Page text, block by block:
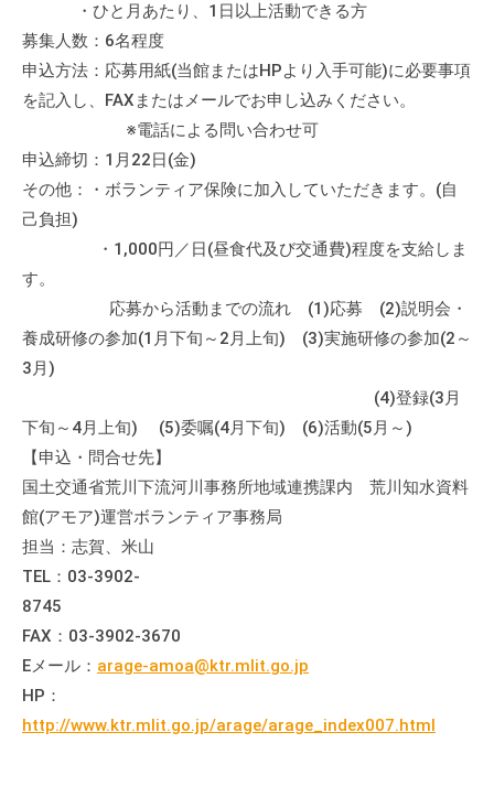
事
お
な
っ
て
ま
。
場
と
ぴ
あ
1
1
階
で
す
。
・ひと月あたり、1日以上活動できる方
募集人数：6名程度
申込方法：応募用紙(当館またはHPより入手可能)に必要事項
を記入し、FAXまたはメールでお申し込みください。
※電話による問い合わせ可
申込締切：1月22日(金)
その他：・ボランティア保険に加入していただきます。(自
己負担)
・1,000円／日(昼食代及び交通費)程度を支給しま
す。
応募から活動までの流れ (1)応募 (2)説明会・
養成研修の参加(1月下旬～2月上旬) (3)実施研修の参加(2～
3月)
(4)登録(3月
下旬～4月上旬) (5)委嘱(4月下旬) (6)活動(5月～)
【申込・問合せ先】
国土交通省荒川下流河川事務所地域連携課内 荒川知水資料
館(アモア)運営ボランティア事務局
担当：志賀、米山
TEL：03-3902-
8745
FAX：03-3902-3670
Eメール： arage-amoa@ktr.mlit.go.jp
HP：
http://www.ktr.mlit.go.jp/arage/arage_index007.html